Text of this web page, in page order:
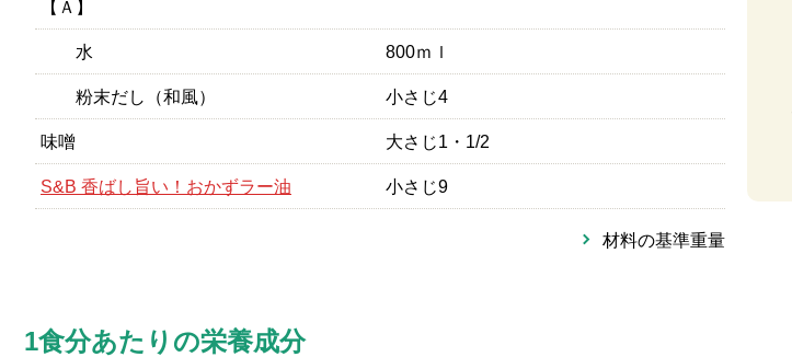
【Ａ】
水 800ｍｌ
粉末だし（和風） 小さじ4
味噌 大さじ1・1/2
S&B 香ばし旨い！おかずラー油 小さじ9
材料の基準重量
1食分あたりの栄養成分